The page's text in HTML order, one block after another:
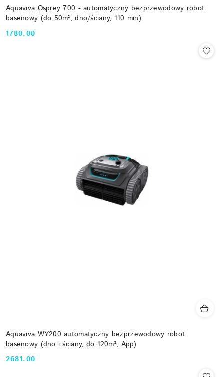
Aquaviva Osprey 700 - automatyczny bezprzewodowy robot
basenowy (do 50m², dno/ściany, 110 min)
Cena:
1780.00
Aquaviva WY200 automatyczny bezprzewodowy robot
basenowy (dno i ściany, do 120m², App)
Cena:
2681.00